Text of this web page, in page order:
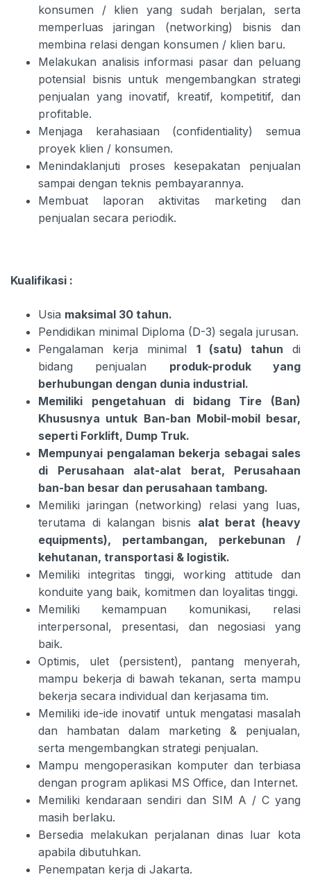
konsumen / klien yang sudah berjalan, serta
memperluas jaringan (networking) bisnis dan
membina relasi dengan konsumen / klien baru.
Melakukan analisis informasi pasar dan peluang
potensial bisnis untuk mengembangkan strategi
penjualan yang inovatif, kreatif, kompetitif, dan
profitable.
Menjaga kerahasiaan (confidentiality) semua
proyek klien / konsumen.
Menindaklanjuti proses kesepakatan penjualan
sampai dengan teknis pembayarannya.
Membuat laporan aktivitas marketing dan
penjualan secara periodik.
Kualifikasi :
Usia maksimal 30 tahun.
Pendidikan minimal Diploma (D-3) segala jurusan.
Pengalaman kerja minimal 1 (satu) tahun di
bidang penjualan produk-produk yang
berhubungan dengan dunia industrial.
Memiliki pengetahuan di bidang Tire (Ban)
Khususnya untuk Ban-ban Mobil-mobil besar,
seperti Forklift, Dump Truk.
Mempunyai pengalaman bekerja sebagai sales
di Perusahaan alat-alat berat, Perusahaan
ban-ban besar dan perusahaan tambang.
Memiliki jaringan (networking) relasi yang luas,
terutama di kalangan bisnis alat berat (heavy
equipments), pertambangan, perkebunan /
kehutanan, transportasi & logistik.
Memiliki integritas tinggi, working attitude dan
konduite yang baik, komitmen dan loyalitas tinggi.
Memiliki kemampuan komunikasi, relasi
interpersonal, presentasi, dan negosiasi yang
baik.
Optimis, ulet (persistent), pantang menyerah,
mampu bekerja di bawah tekanan, serta mampu
bekerja secara individual dan kerjasama tim.
Memiliki ide-ide inovatif untuk mengatasi masalah
dan hambatan dalam marketing & penjualan,
serta mengembangkan strategi penjualan.
Mampu mengoperasikan komputer dan terbiasa
dengan program aplikasi MS Office, dan Internet.
Memiliki kendaraan sendiri dan SIM A / C yang
masih berlaku.
Bersedia melakukan perjalanan dinas luar kota
apabila dibutuhkan.
Penempatan kerja di Jakarta.